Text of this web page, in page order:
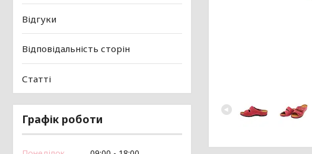
Відгуки
Відповідальність сторін
Статті
Графік роботи